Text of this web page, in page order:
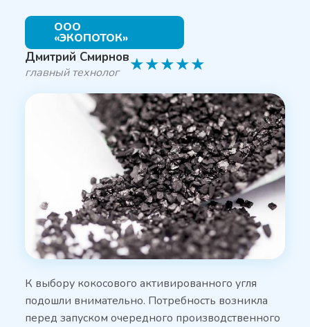
ООО
«ЭКОПОТОК»
Дмитрий Смирнов
главный технолог ★★★★★
К выбору кокосового активированного угля
подошли внимательно. Потребность возникла
перед запуском очередного производственного